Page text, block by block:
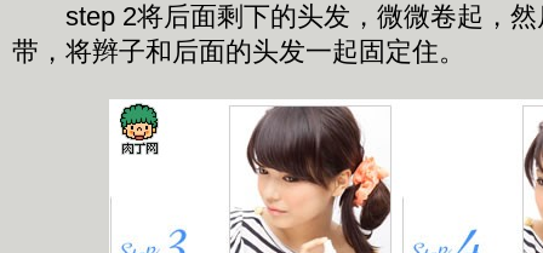
step 2将后面剩下的头发，微微卷起，然
带，将辫子和后面的头发一起固定住。